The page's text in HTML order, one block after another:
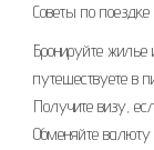
Советы по поездке
Бронируйте жилье
путешествуете в
Получите визу,
Обменяйте